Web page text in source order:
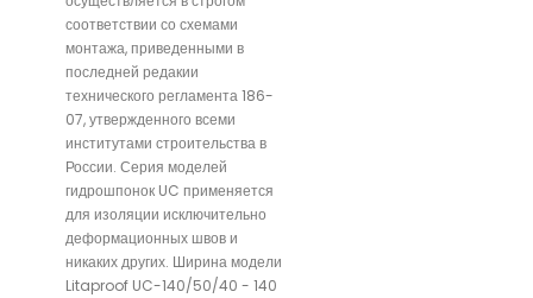
соответствии со схемами
монтажа, приведенными в
последней редакии
технического регламента 186-
07, утвержденного всеми
институтами строительства в
России. Серия моделей
гидрошпонок UC применяется
для изоляции исключительно
деформационных швов и
никаких других. Ширина модели
Litaproof UC-140/50/40 - 140